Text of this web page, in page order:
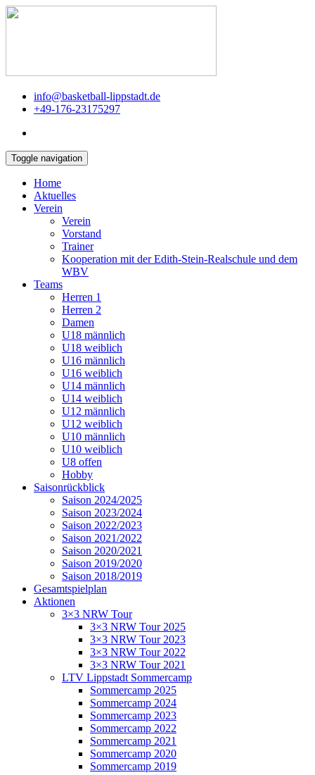
info@basketball-lippstadt.de
+49-176-23175297
Toggle navigation
Home
Aktuelles
Verein
Verein
Vorstand
Trainer
Kooperation mit der Edith-Stein-Realschule und dem
WBV
Teams
Herren 1
Herren 2
Damen
U18 männlich
U18 weiblich
U16 männlich
U16 weiblich
U14 männlich
U14 weiblich
U12 männlich
U12 weiblich
U10 männlich
U10 weiblich
U8 offen
Hobby
Saisonrückblick
Saison 2024/2025
Saison 2023/2024
Saison 2022/2023
Saison 2021/2022
Saison 2020/2021
Saison 2019/2020
Saison 2018/2019
Gesamtspielplan
Aktionen
3×3 NRW Tour
3×3 NRW Tour 2025
3×3 NRW Tour 2023
3×3 NRW Tour 2022
3×3 NRW Tour 2021
LTV Lippstadt Sommercamp
Sommercamp 2025
Sommercamp 2024
Sommercamp 2023
Sommercamp 2022
Sommercamp 2021
Sommercamp 2020
Sommercamp 2019